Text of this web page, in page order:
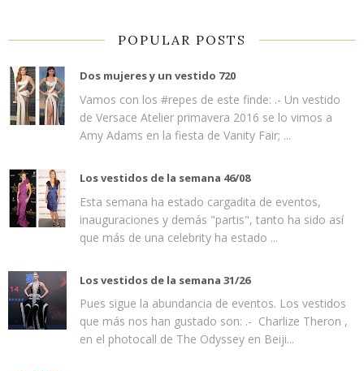
POPULAR POSTS
Dos mujeres y un vestido 720
Vamos con los #repes de este finde: .- Un vestido
de Versace Atelier primavera 2016 se lo vimos a
Amy Adams en la fiesta de Vanity Fair; ...
Los vestidos de la semana 46/08
Esta semana ha estado cargadita de eventos,
inauguraciones y demás "partis", tanto ha sido así
que más de una celebrity ha estado ...
Los vestidos de la semana 31/26
Pues sigue la abundancia de eventos. Los vestidos
que más nos han gustado son: .- Charlize Theron ,
en el photocall de The Odyssey en Beiji...